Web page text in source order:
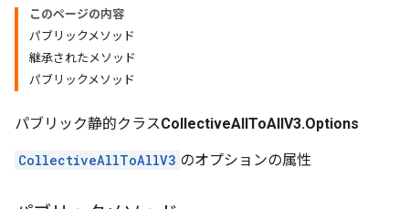
このページの内容
パブリックメソッド
継承されたメソッド
パブリックメソッド
パブリック静的クラスCollectiveAllToAllV3.Options
CollectiveAllToAllV3 のオプションの属性